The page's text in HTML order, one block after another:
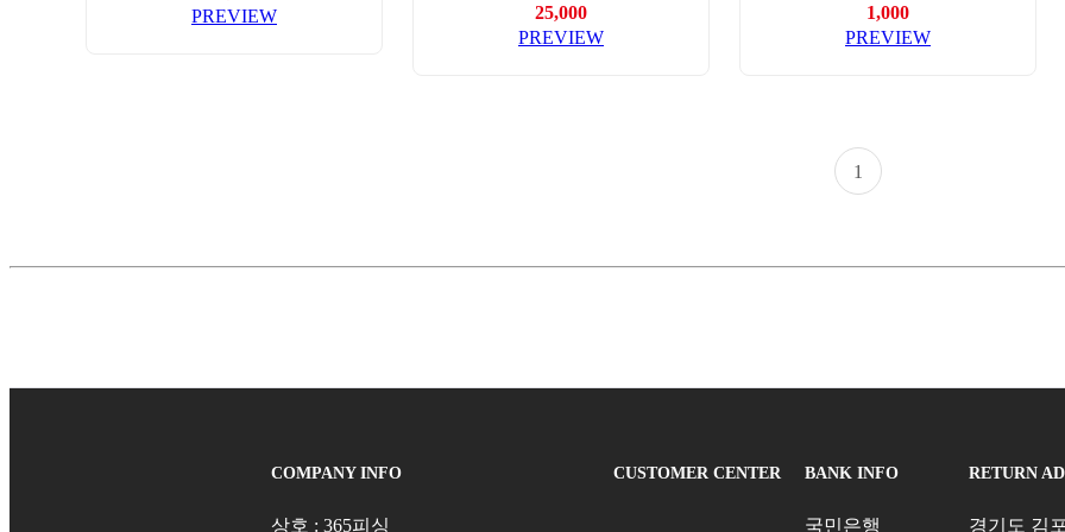
PREVIEW
25,000
PREVIEW
1,000
PREVIEW
1
COMPANY INFO
상호 : 365피싱
CUSTOMER CENTER BANK INFO
국민은행
RETURN
경기도 김